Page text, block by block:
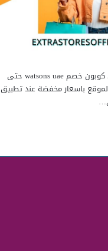
يمكنكِ عزيزتى تفعيل كوبون خصم watsons uae حتى
باسعار مخفضة عند تطبيق